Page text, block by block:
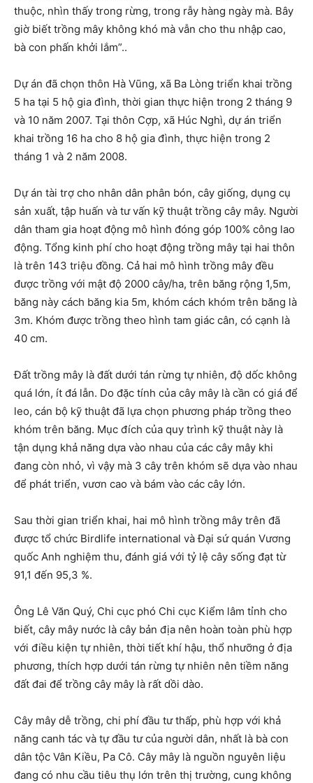
thuộc, nhìn thấy trong rừng, trong rẫy hàng ngày mà. Bây
giờ biết trồng mây không khó mà vẫn cho thu nhập cao,
bà con phấn khởi lắm”..
Dự án đã chọn thôn Hà Vũng, xã Ba Lòng triển khai trồng
5 ha tại 5 hộ gia đình, thời gian thực hiện trong 2 tháng 9
và 10 năm 2007. Tại thôn Cợp, xã Húc Nghì, dự án triển
khai trồng 16 ha cho 8 hộ gia đình, thực hiện trong 2
tháng 1 và 2 năm 2008.
Dự án tài trợ cho nhân dân phân bón, cây giống, dụng cụ
sản xuất, tập huấn và tư vấn kỹ thuật trồng cây mây. Người
dân tham gia hoạt động mô hình đóng góp 100% công lao
động. Tổng kinh phí cho hoạt động trồng mây tại hai thôn
là trên 143 triệu đồng. Cả hai mô hình trồng mây đều
được trồng với mật độ 2000 cây/ha, trên băng rộng 1,5m,
băng này cách băng kia 5m, khóm cách khóm trên băng là
3m. Khóm được trồng theo hình tam giác cân, có cạnh là
40 cm.
Đất trồng mây là đất dưới tán rừng tự nhiên, độ dốc không
quá lớn, ít đá lẫn. Do đặc tính của cây mây là cần có giá để
leo, cán bộ kỹ thuật đã lựa chọn phương pháp trồng theo
khóm trên băng. Mục đích của quy trình kỹ thuật này là
tận dụng khả năng dựa vào nhau của các cây mây khi
đang còn nhỏ, vì vậy mà 3 cây trên khóm sẽ dựa vào nhau
để phát triển, vươn cao và bám vào các cây lớn.
Sau thời gian triển khai, hai mô hình trồng mây trên đã
được tổ chức Birdlife international và Đại sứ quán Vương
quốc Anh nghiệm thu, đánh giá với tỷ lệ cây sống đạt từ
91,1 đến 95,3 %.
Ông Lê Văn Quý, Chi cục phó Chi cục Kiểm lâm tỉnh cho
biết, cây mây nước là cây bản địa nên hoàn toàn phù hợp
với điều kiện tự nhiên, thời tiết khí hậu, thổ nhưỡng ở địa
phương, thích hợp dưới tán rừng tự nhiên nên tiềm năng
đất đai để trồng cây mây là rất dồi dào.
Cây mây dễ trồng, chi phí đầu tư thấp, phù hợp với khả
năng canh tác và tự đầu tư của người dân, nhất là bà con
dân tộc Vân Kiều, Pa Cô. Cây mây là nguồn nguyên liệu
đang có nhu cầu tiêu thụ lớn trên thị trường, cung không